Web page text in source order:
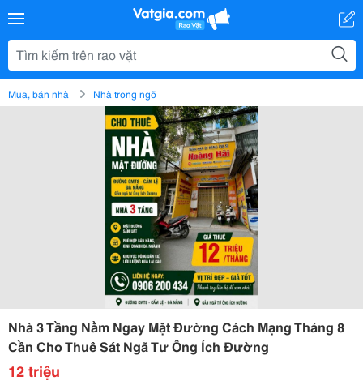
Mua, bán nhà Nhà trong ngõ
Nhà 3 Tầng Nằm Ngay Mặt Đường Cách Mạng Tháng 8
Cần Cho Thuê Sát Ngã Tư Ông Ích Đường
12 triệu